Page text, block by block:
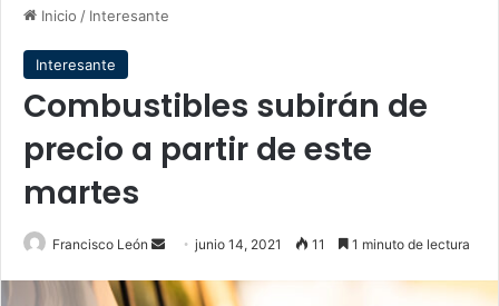
Inicio / Interesante
Interesante
Combustibles subirán de
precio a partir de este
martes
Francisco León
Send
email
junio 14, 2021 11 1 minuto de lectura